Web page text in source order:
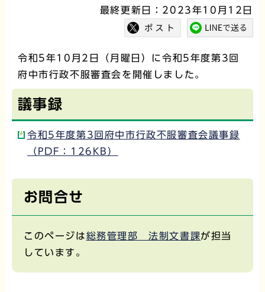
最終更新日：2023年10月12日
令和5年10月2日（月曜日）に令和5年度第3回
府中市行政不服審査会を開催しました。
議事録
令和5年度第3回府中市行政不服審査会議事録
（PDF：126KB）
お問合せ
このページは総務管理部 法制文書課が担当
しています。